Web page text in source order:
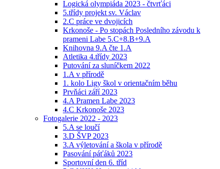
Logická olympiáda 2023 - čtvrťáci
5.třídy projekt sv. Václav
2.C práce ve dvojicích
Krkonoše - Po stopách Posledního závodu k
prameni Labe 5.C+8.B+9.A
Knihovna 9.A čte 1.A
Atletika 4.třídy 2023
Putování za sluníčkem 2022
1.A v přírodě
1. kolo Ligy škol v orientačním běhu
Prvňáci září 2023
4.A Pramen Labe 2023
4.C Krkonoše 2023
Fotogalerie 2022 - 2023
5.A se loučí
3.D ŠVP 2023
3.A výletování a škola v přírodě
Pasování páťáků 2023
Sportovní den 6. tříd